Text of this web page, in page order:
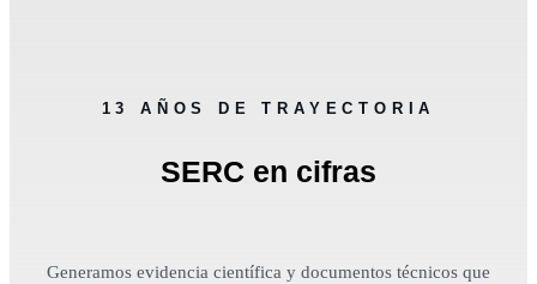
13 AÑOS DE TRAYECTORIA
SERC en cifras
Generamos evidencia científica y documentos técnicos que